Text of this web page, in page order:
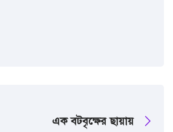
এক বটবৃক্ষের ছায়ায়